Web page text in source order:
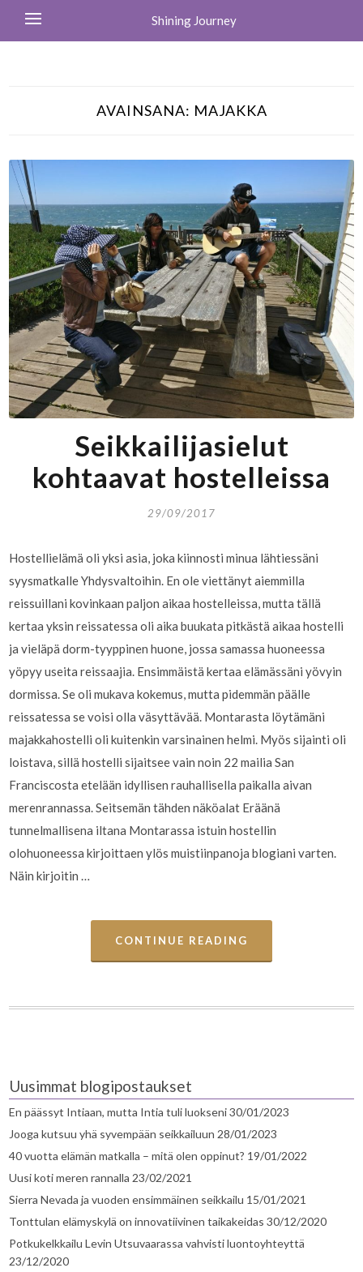
Shining Journey
AVAINSANA: MAJAKKA
Seikkailijasielut
kohtaavat hostelleissa
29/09/2017
Hostellielämä oli yksi asia, joka kiinnosti minua lähtiessäni
syysmatkalle Yhdysvaltoihin. En ole viettänyt aiemmilla
reissuillani kovinkaan paljon aikaa hostelleissa, mutta tällä
kertaa yksin reissatessa oli aika buukata pitkästä aikaa hostelli
ja vieläpä dorm-tyyppinen huone, jossa samassa huoneessa
yöpyy useita reissaajia. Ensimmäistä kertaa elämässäni yövyin
dormissa. Se oli mukava kokemus, mutta pidemmän päälle
reissatessa se voisi olla väsyttävää. Montarasta löytämäni
majakkahostelli oli kuitenkin varsinainen helmi. Myös sijainti oli
loistava, sillä hostelli sijaitsee vain noin 22 mailia San
Franciscosta etelään idyllisen rauhallisella paikalla aivan
merenrannassa. Seitsemän tähden näköalat Eräänä
tunnelmallisena iltana Montarassa istuin hostellin
olohuoneessa kirjoittaen ylös muistiinpanoja blogiani varten.
Näin kirjoitin …
CONTINUE READING
Uusimmat blogipostaukset
En päässyt Intiaan, mutta Intia tuli luokseni30/01/2023
Jooga kutsuu yhä syvempään seikkailuun 28/01/2023
40 vuotta elämän matkalla – mitä olen oppinut? 19/01/2022
Uusi koti meren rannalla 23/02/2021
Sierra Nevada ja vuoden ensimmäinen seikkailu 15/01/2021
Tonttulan elämyskylä on innovatiivinen taikakeidas 30/12/2020
Potkukelkkailu Levin Utsuvaarassa vahvisti luontoyhteyttä
23/12/2020